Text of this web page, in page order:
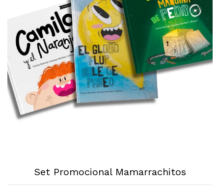
Set Promocional Mamarrachitos